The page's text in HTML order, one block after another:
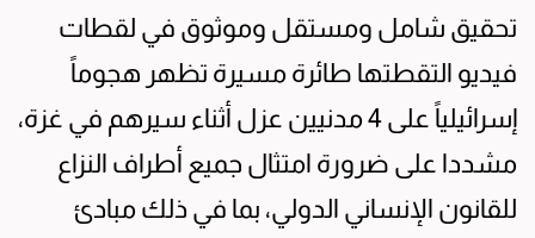
تحقيق شامل ومستقل وموثوق في لقطات
فيديو التقطتها طائرة مسيرة تظهر هجوماً
إسرائيلياً على 4 مدنيين عزل أثناء سيرهم في غزة،
مشددا على ضرورة امتثال جميع أطراف النزاع
للقانون الإنساني الدولي، بما في ذلك مبادئ